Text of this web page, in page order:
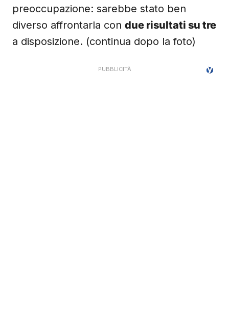
preoccupazione: sarebbe stato ben
diverso affrontarla con due risultati su tre
a disposizione. (continua dopo la foto)